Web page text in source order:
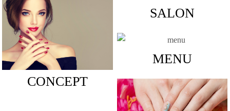
CONCEPT
SALON
MENU